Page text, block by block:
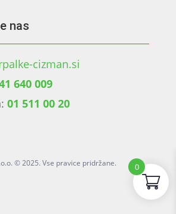
nas
cizman.si
640 009
01 511 00 20
© 2025. Vse pravice pridržane. 0